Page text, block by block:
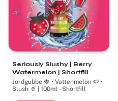
Seriously Slushy | Berry
Watermelon | Shortfill
Jordgubbe 🍓 • Vattenmelon 🍉 •
Slush 🥤 | 100ml - Shortfill